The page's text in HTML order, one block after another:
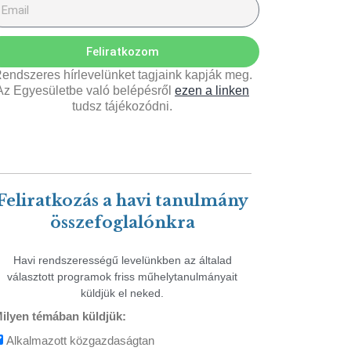
Feliratkozom
hírlevelünket tagjaink kapják meg.
Egyesületbe való belépésről ezen a linken
tudsz tájékozódni.
a havi tanulmány
összefoglalónkra
Havi rendszerességű levelünkben az általad
választott programok friss műhelytanulmányait
küldjük el neked.
témában küldjük:
Alkalmazott közgazdaságtan